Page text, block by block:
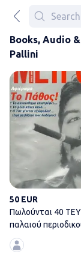
Books, Audio
Pallini
50 EUR
Πωλούνται 40
παλαιού
από το 1995 σε